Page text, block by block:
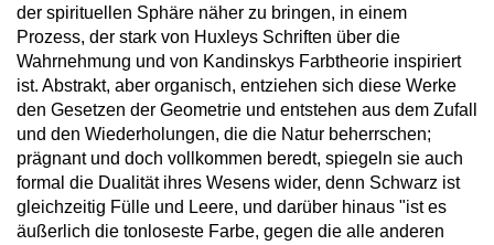
der spirituellen Sphäre näher zu bringen, in einem
Prozess, der stark von Huxleys Schriften über die
Wahrnehmung und von Kandinskys Farbtheorie inspiriert
ist. Abstrakt, aber organisch, entziehen sich diese Werke
den Gesetzen der Geometrie und entstehen aus dem Zufall
und den Wiederholungen, die die Natur beherrschen;
prägnant und doch vollkommen beredt, spiegeln sie auch
formal die Dualität ihres Wesens wider, denn Schwarz ist
gleichzeitig Fülle und Leere, und darüber hinaus "ist es
äußerlich die tonloseste Farbe, gegen die alle anderen